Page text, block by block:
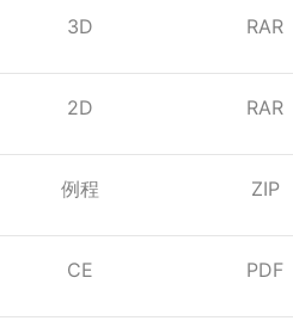
3D RAR
2D RAR
例程 ZIP
CE PDF